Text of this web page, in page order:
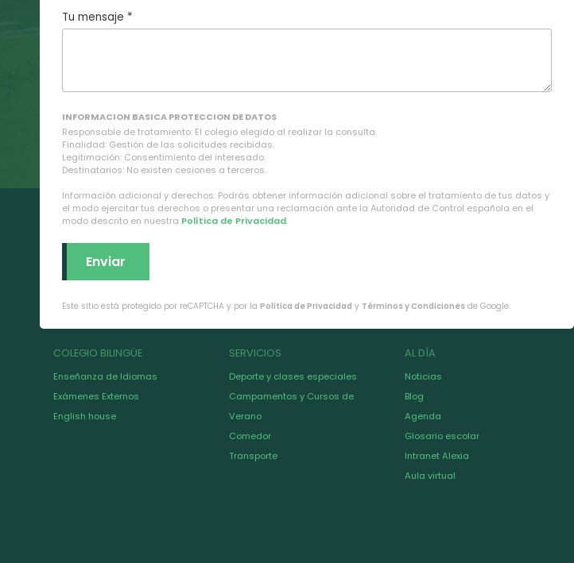
Tu mensaje *
INFORMACION BASICA PROTECCION DE DATOS
Responsable de tratamiento: El colegio elegido al realizar la consulta.
Finalidad: Gestión de las solicitudes recibidas.
Legitimación: Consentimiento del interesado.
Destinatarios: No existen cesiones a terceros.
Información adicional y derechos: Podrás obtener información adicional sobre el tratamiento de tus datos y
el modo ejercitar tus derechos o presentar una reclamación ante la Autoridad de Control española en el
modo descrito en nuestra Política de Privacidad.
Este sitio está protegido por reCAPTCHA y por la Política de Privacidad y Términos y Condiciones de Google.
COLEGIO BILINGÜE
Enseñanza de Idiomas
Exámenes Externos
English house
SERVICIOS
Deporte y clases especiales
Campamentos y Cursos de
Verano
Comedor
Transporte
AL DÍA
Noticias
Blog
Agenda
Glosario escolar
Intranet Alexia
Aula virtual